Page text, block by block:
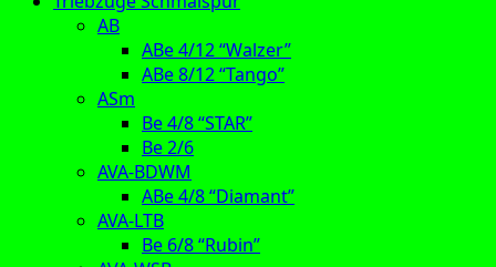
AB
ABe 4/12 “Walzer”
ABe 8/12 “Tango”
ASm
Be 4/8 “STAR”
Be 2/6
AVA-BDWM
ABe 4/8 “Diamant”
AVA-LTB
Be 6/8 “Rubin”